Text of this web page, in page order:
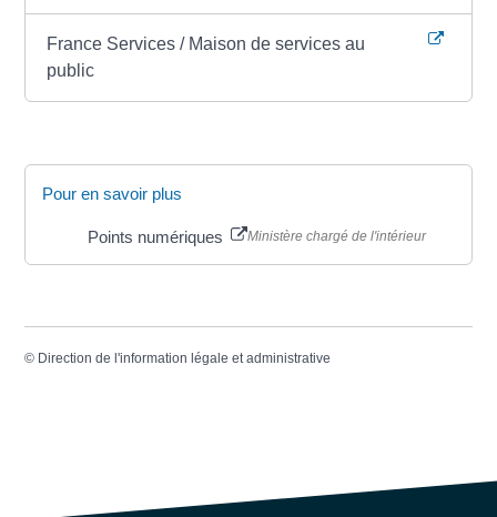
France Services / Maison de services au
public
Pour en savoir plus
Points numériques Ministère chargé de l'intérieur
© Direction de l'information légale et administrative